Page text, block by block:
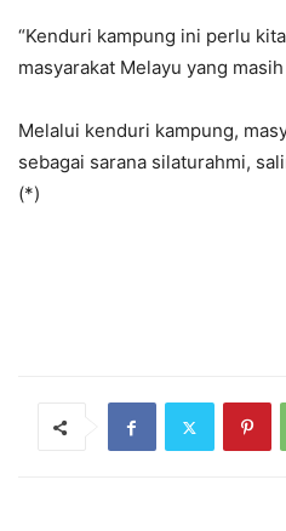
“Kenduri kampung ini perlu
masyarakat Melayu yang
Melalui kenduri kampung,
sebagai sarana silaturahmi,
(*)